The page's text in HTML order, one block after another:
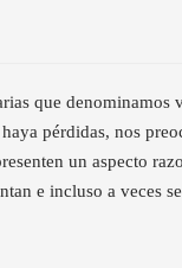
que denominamos
pérdidas, nos
un aspecto
e incluso a veces